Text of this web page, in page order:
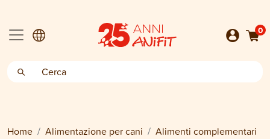
0
Home Alimentazione per cani Alimenti complementari